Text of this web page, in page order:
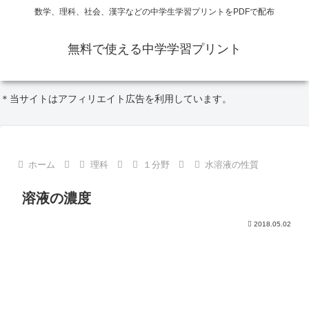
数学、理科、社会、漢字などの中学生学習プリントをPDFで配布
無料で使える中学学習プリント
＊当サイトはアフィリエイト広告を利用しています。
ホーム 理科 １分野 水溶液の性質
溶液の濃度
2018.05.02